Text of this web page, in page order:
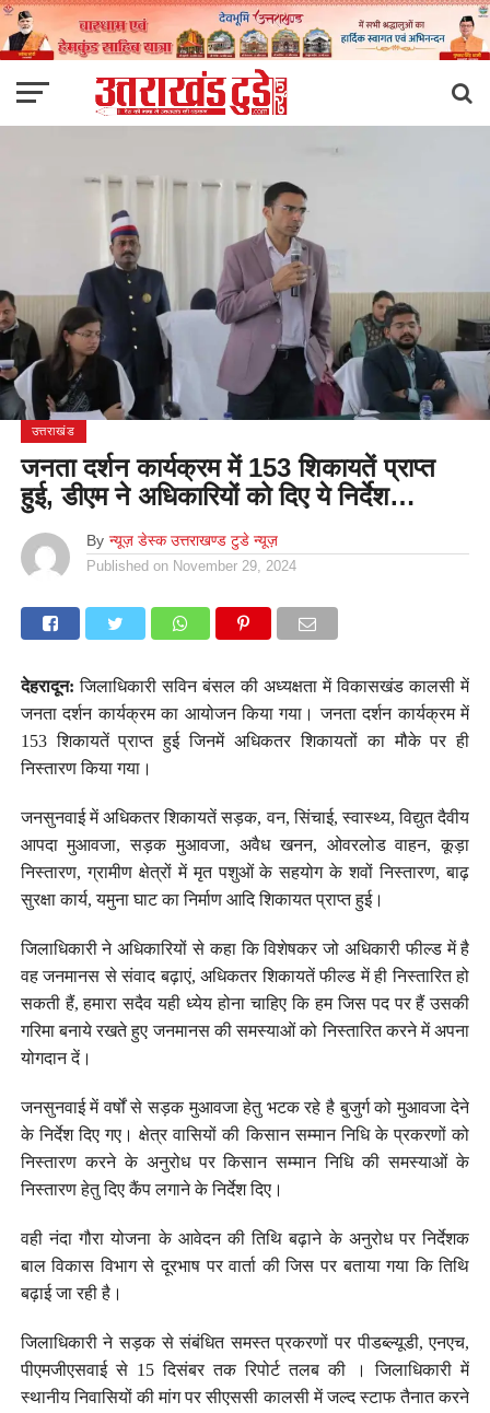
उत्तराखंड
जनता दर्शन कार्यक्रम में 153 शिकायतें प्राप्त
हुई, डीएम ने अधिकारियों को दिए ये निर्देश…
By न्यूज़ डेस्क उत्तराखण्ड टुडे न्यूज़
Published on November 29, 2024
देहरादून: जिलाधिकारी सविन बंसल की अध्यक्षता में विकासखंड कालसी में
जनता दर्शन कार्यक्रम का आयोजन किया गया। जनता दर्शन कार्यक्रम में
153 शिकायतें प्राप्त हुई जिनमें अधिकतर शिकायतों का मौके पर ही
निस्तारण किया गया।
जनसुनवाई में अधिकतर शिकायतें सड़क, वन, सिंचाई, स्वास्थ्य, विद्युत दैवीय
आपदा मुआवजा, सड़क मुआवजा, अवैध खनन, ओवरलोड वाहन, कूड़ा
निस्तारण, ग्रामीण क्षेत्रों में मृत पशुओं के सहयोग के शवों निस्तारण, बाढ़
सुरक्षा कार्य, यमुना घाट का निर्माण आदि शिकायत प्राप्त हुई।
जिलाधिकारी ने अधिकारियों से कहा कि विशेषकर जो अधिकारी फील्ड में है
वह जनमानस से संवाद बढ़ाएं, अधिकतर शिकायतें फील्ड में ही निस्तारित हो
सकती हैं, हमारा सदैव यही ध्येय होना चाहिए कि हम जिस पद पर हैं उसकी
गरिमा बनाये रखते हुए जनमानस की समस्याओं को निस्तारित करने में अपना
योगदान दें।
जनसुनवाई में वर्षों से सड़क मुआवजा हेतु भटक रहे है बुजुर्ग को मुआवजा देने
के निर्देश दिए गए। क्षेत्र वासियों की किसान सम्मान निधि के प्रकरणों को
निस्तारण करने के अनुरोध पर किसान सम्मान निधि की समस्याओं के
निस्तारण हेतु दिए कैंप लगाने के निर्देश दिए।
वही नंदा गौरा योजना के आवेदन की तिथि बढ़ाने के अनुरोध पर निर्देशक
बाल विकास विभाग से दूरभाष पर वार्ता की जिस पर बताया गया कि तिथि
बढ़ाई जा रही है।
जिलाधिकारी ने सड़क से संबंधित समस्त प्रकरणों पर पीडब्ल्यूडी, एनएच,
पीएमजीएसवाई से 15 दिसंबर तक रिपोर्ट तलब की । जिलाधिकारी में
स्थानीय निवासियों की मांग पर सीएससी कालसी में जल्द स्टाफ तैनात करने